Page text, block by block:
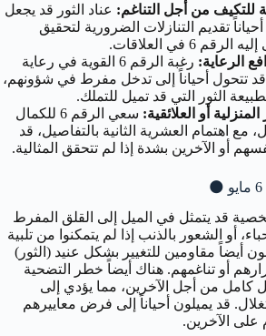
للتكيف من أجل التناغم: عناد الثور قد يجعل
تقديم التنازلات الضرورية لتحقيق
6 في العلاقات.
الرعاية:
رغبة الرقم 6 القوية في رعاية
قد تتحول أحياناً إلى تدخل مفرط في شؤونهم،
الثور التي قد تميل للتملك.
أو العلائقية:
سعي الرقم 6 للكمال
مع اهتمام العشرية الثانية بالتفاصيل، قد
أو الآخرين بشدة إذا لم تتحقق المثالية.
🌑
قد يتمثل في الميل إلى القلق المفرط
أو الشعور بالذنب إذا لم يتمكنوا من تلبية
أيضاً مقاومين للتغيير بشكل عنيد (الثور)
أو تناغمهم. هناك أيضاً خطر التضحية
كامل من أجل الآخرين، مما يؤدي إلى
قد يميلون أحياناً إلى فرض معاييرهم
على الآخرين.